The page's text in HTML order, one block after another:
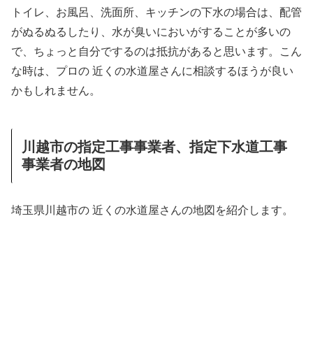
トイレ、お風呂、洗面所、キッチンの下水の場合は、配管
がぬるぬるしたり、水が臭いにおいがすることが多いの
で、ちょっと自分でするのは抵抗があると思います。こん
な時は、プロの 近くの水道屋さんに相談するほうが良い
かもしれません。
川越市の指定工事事業者、指定下水道工事
事業者の地図
埼玉県川越市の 近くの水道屋さんの地図を紹介します。